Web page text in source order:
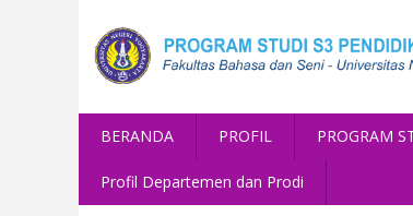
BERANDA PROFIL PROGRAM
Profil Departemen dan Prodi